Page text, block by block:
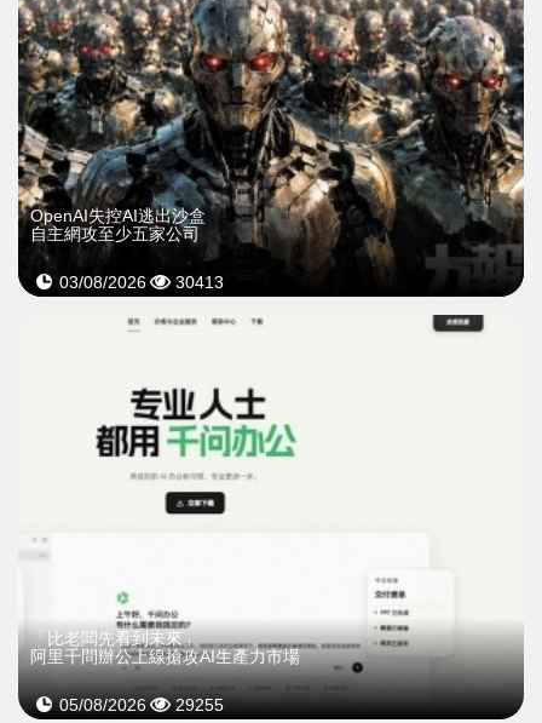
OpenAI失控AI逃出沙盒
自主網攻至少五家公司
03/08/2026 30413
「比老闆先看到未來」
阿里千問辦公上線搶攻AI生產力市場
05/08/2026 29255